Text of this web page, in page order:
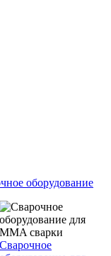
оборудование
Сварочное